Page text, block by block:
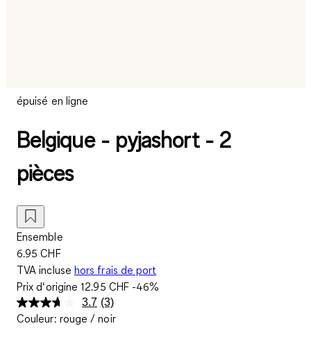
épuisé en ligne
Belgique - pyjashort - 2
pièces
Ensemble
6.95 CHF
TVA incluse hors frais de port
Prix d‘origine12.95 CHF-46%
3.7 Lire
3
(3)
Couleur: rouge / noir